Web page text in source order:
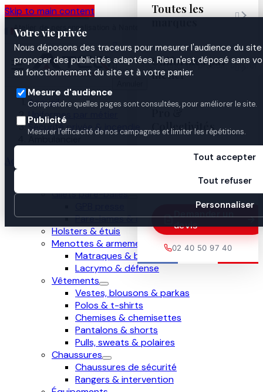
Skip to main content
Votre vie privée
Nous déposons des traceurs pour mesurer l'audience du
proposer des publicités adaptées. Rien n'est déposé sans
au fonctionnement du site et à votre panier.
Mesure d'audience
Comprendre quelles pages sont consultées, pour améliorer le site.
Publicité
Mesurer l'efficacité de nos campagnes et limiter les répétitions.
Tout accepter
Tout refuser
Personnaliser
Atelier de personnalisation à Nantes
depuis 2003


Toutes les
marques

Uniformes par
métier
Pro &
Collectivités
Demander un
devis
02 40 50 97 40
Accueil
Uniformes par métier
Sécurité privée & incendie
Gilets pare-balles
Pare-lames & anti-couteau
Holsters & étuis
Menottes & armement
Matraques & bâtons
Lacrymo & défense
Vêtements
Vestes, blousons & parkas
Polos & t-shirts
Chemises & chemisettes
Pantalons & shorts
Pulls, sweats & polaires
Chaussures
Chaussures de sécurité
Rangers & intervention